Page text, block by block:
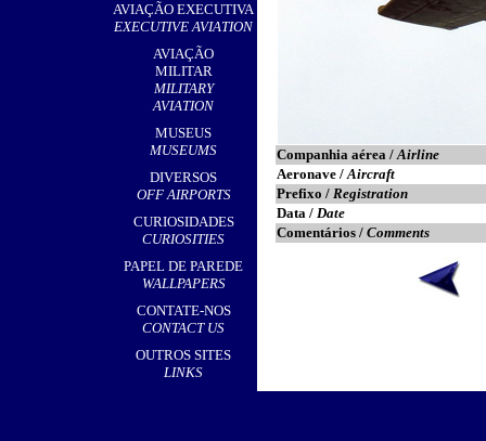
AVIAÇÃO EXECUTIVA
EXECUTIVE AVIATION
AVIAÇÃO
MILITAR
MILITARY
AVIATION
MUSEUS
MUSEUMS
DIVERSOS
OFF AIRPORTS
CURIOSIDADES
CURIOSITIES
PAPEL DE PAREDE
WALLPAPERS
CONTATE-NOS
CONTACT US
OUTROS SITES
LINKS
Companhia aérea /Airline
Aeronave /Aircraft
Prefixo / Registration
Data / Date
Comentários / Comments